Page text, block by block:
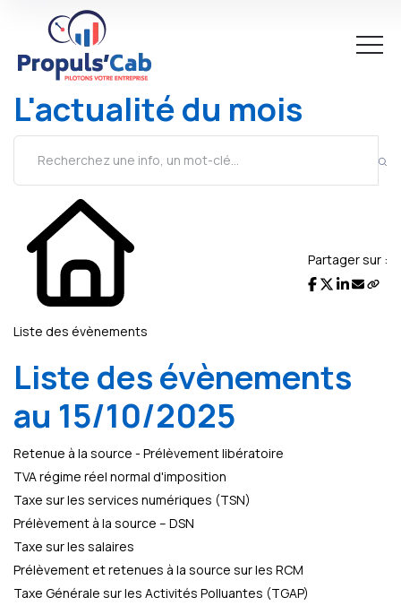
L'actualité du mois
Liste des évènements
Partager sur :
Liste des évènements
au 15/10/2025
Retenue à la source - Prélèvement libératoire
TVA régime réel normal d'imposition
Taxe sur les services numériques (TSN)
Prélèvement à la source – DSN
Taxe sur les salaires
Prélèvement et retenues à la source sur les RCM
Taxe Générale sur les Activités Polluantes (TGAP)